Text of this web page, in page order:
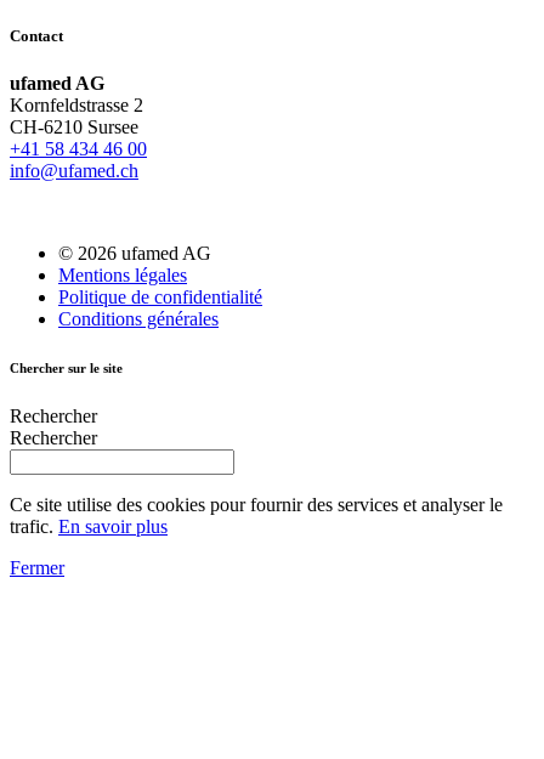
Contact
ufamed AG
Kornfeldstrasse 2
CH-6210 Sursee
+41 58 434 46 00
info@ufamed.ch
© 2026 ufamed AG
Mentions légales
Politique de confidentialité
Conditions générales
Chercher sur le site
Rechercher
Rechercher
Ce site utilise des cookies pour fournir des services et analyser le
trafic. En savoir plus
Fermer